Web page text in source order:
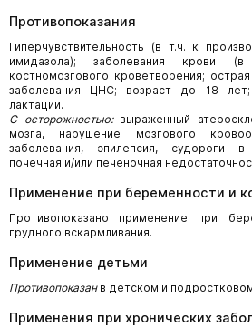
Противопоказания
Гиперчувствительность (в т.ч. к
имидазола); заболевания крови (в
костномозгового кроветворения;
заболевания ЦНС; возраст до 18
лактации.
С осторожностью:выраженный
мозга, нарушение мозгового
заболевания, эпилепсия, судороги
почечная и/или печеночная
Применение при беременности и
Противопоказано применение при
грудного вскармливания.
Применение детьми
Противопоказанв детском и
Применения при хронических